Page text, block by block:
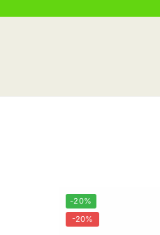
-20%
-20%